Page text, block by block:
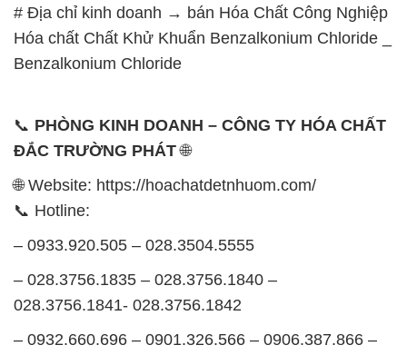
# Địa chỉ kinh doanh → bán Hóa Chất Công Nghiệp
Hóa chất Chất Khử Khuẩn Benzalkonium Chloride _
Benzalkonium Chloride
📞 PHÒNG KINH DOANH – CÔNG TY HÓA CHẤT
ĐẮC TRƯỜNG PHÁT🌐
🌐 Website: https://hoachatdetnhuom.com/
📞 Hotline:
– 0933.920.505 – 028.3504.5555
– 028.3756.1835 – 028.3756.1840 –
028.3756.1841- 028.3756.1842
– 0932.660.696 – 0901.326.566 – 0906.387.866 –